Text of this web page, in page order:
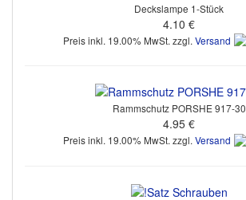
Deckslampe 1-Stück
4.10 €
Preis inkl. 19.00% MwSt. zzgl. Versand
Rammschutz PORSHE 917-30
4.95 €
Preis inkl. 19.00% MwSt. zzgl. Versand